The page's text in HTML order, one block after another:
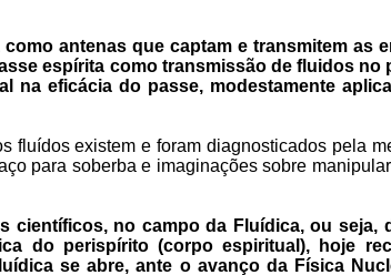
antenas que captam e transmitem as
espírita como transmissão de fluidos
na eficácia do passe, modestamente
fluídos existem e foram diagnosticados pela
para soberba e imaginações sobre
científicos, no campo da Fluídica, ou seja,
do perispírito (corpo espiritual), hoje
se abre, ante o avanço da Física